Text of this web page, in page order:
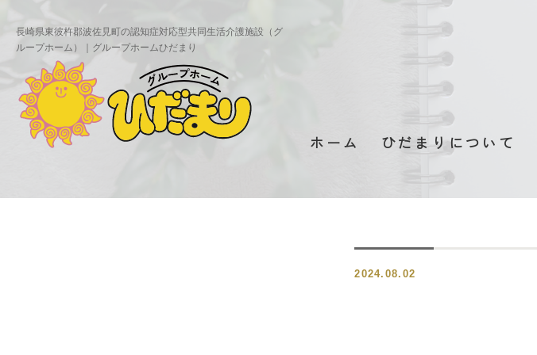
長崎県東彼杵郡波佐見町の認知症対応型共同生活介護施設（グ
ループホーム）｜グループホームひだまり
ホーム ひだまりについて
2024.08.02